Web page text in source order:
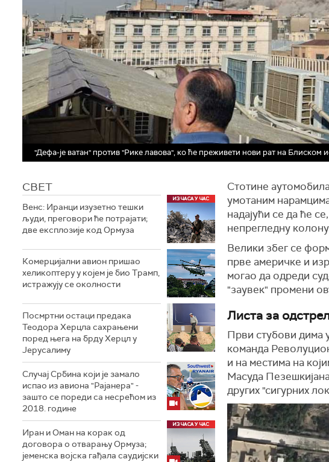
"Дефа-је ватан" против "Рике лавова", ко ће преживети нови рат на Блиском
СВЕТ
Венс: Иранци изузетно тешки
људи, преговори ће потрајати;
две експлозије код Ормуза
Комерцијални авион пришао
хеликоптеру у којем је био Трамп,
истражују се околности
Посмртни остаци предака
Теодора Херцла сахрањени
поред њега на брду Херцл у
Јерусалиму
Случај Србина који је замало
испао из авиона "Рајанера" -
зашто се пореди са несрећом из
2018. године
Иран и Оман на корак од
договора о отварању Ормуза;
jеменска војска гађала саудијски
Стотине
умотаним
надајући се да ће
непрегледну
Велики збег се
прве америчке и
могао да одреди
"заувек" промени
Листа за
Први стубови дима
команда
и на местима на
Масуда
других "сигурних